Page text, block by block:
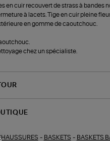
en cuir recouvert de strass à bandes
à lacets. Tige en cuir pleine
en gomme de caoutchouc.
chez un spécialiste.
- BASKETS - BASKETS